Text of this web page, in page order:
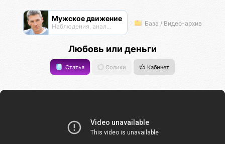
Мужское движение
Наблюдения, анализ, обсуждения База / Видео-архив
Любовь или деньги
Статья Солики Кабинет